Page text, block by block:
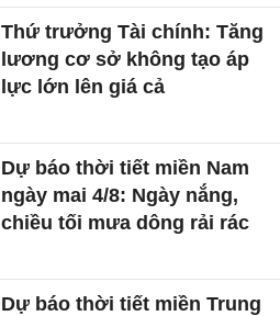
Thứ trưởng Tài chính: Tăng
lương cơ sở không tạo áp
lực lớn lên giá cả
Dự báo thời tiết miền Nam
ngày mai 4/8: Ngày nắng,
chiều tối mưa dông rải rác
Dự báo thời tiết miền Trung